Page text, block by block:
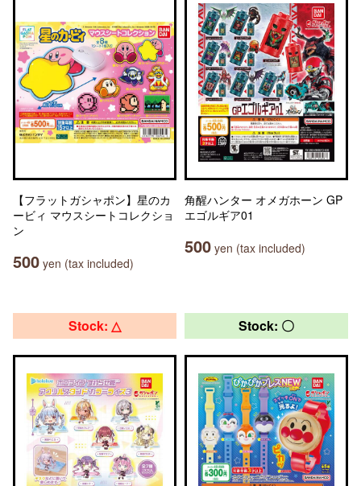
【フラットガシャポン】星のカ
ービィ マウスシートコレクショ
ン
500 yen (tax included)
角醒ハンター オメガホーン GP
エゴルギア01
500 yen (tax included)
Stock: △ Stock: 〇